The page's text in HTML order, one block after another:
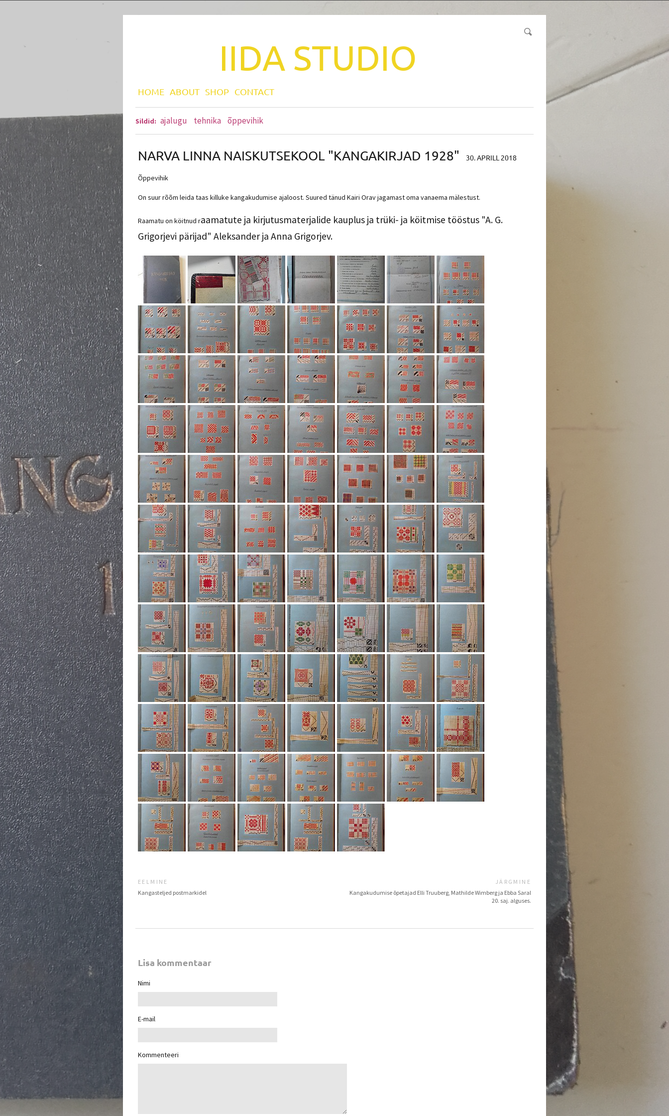
IIDA STUDIO
HOME ABOUT SHOP CONTACT
Sildid: ajalugu tehnika õppevihik
NARVA LINNA NAISKUTSEKOOL "KANGAKIRJAD 1928" 30. APRILL 2018
Õppevihik
On suur rõõm leida taas killuke kangakudumise ajaloost. Suured tänud Kairi Orav jagamast oma vanaema mälestust.
Raamatu on köitnud raamatute ja kirjutusmaterjalide kauplus ja trüki- ja köitmise tööstus "A. G.
Grigorjevi pärijad" Aleksander ja Anna Grigorjev.
EELMINE
Kangasteljed postmarkidel
JÄRGMINE
Kangakudumise õpetajad Elli Truuberg, Mathilde Wimberg ja Ebba Saral
20. saj. alguses.
Lisa kommentaar
Nimi
E-mail
Kommenteeri